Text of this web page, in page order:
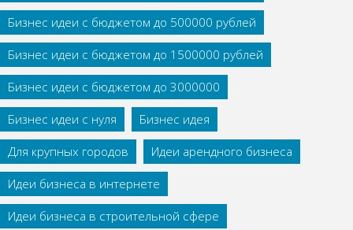
Бизнес идеи с бюджетом до 500000 рублей
Бизнес идеи с бюджетом до 1500000 рублей
Бизнес идеи с бюджетом до 3000000
Бизнес идеи с нуля
Бизнес идея
Для крупных городов
Идеи арендного бизнеса
Идеи бизнеса в интернете
Идеи бизнеса в строительной сфере